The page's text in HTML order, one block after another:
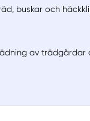
buskar och
av trädgårdar